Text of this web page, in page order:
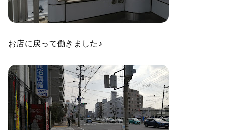
お店に戻って働きました♪